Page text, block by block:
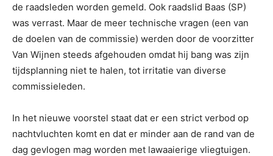
de raadsleden worden gemeld. Ook raadslid Baas (SP)
was verrast. Maar de meer technische vragen (een van
de doelen van de commissie) werden door de voorzitter
Van Wijnen steeds afgehouden omdat hij bang was zijn
tijdsplanning niet te halen, tot irritatie van diverse
commissieleden.
In het nieuwe voorstel staat dat er een strict verbod op
nachtvluchten komt en dat er minder aan de rand van de
dag gevlogen mag worden met lawaaierige vliegtuigen.